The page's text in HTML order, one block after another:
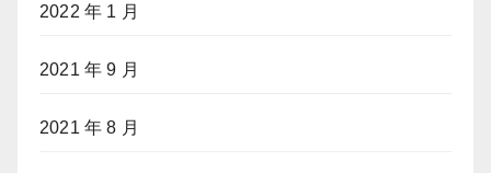
2022 年 1 月
2021 年 9 月
2021 年 8 月